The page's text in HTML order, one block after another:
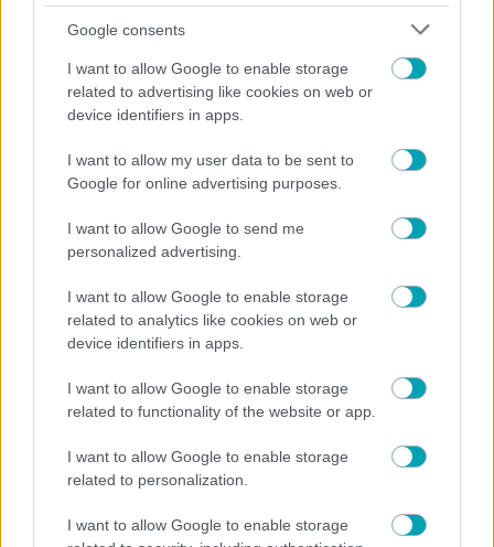
Google consents
I want to allow Google to enable storage
related to advertising like cookies on web or
device identifiers in apps.
I want to allow my user data to be sent to
Google for online advertising purposes.
I want to allow Google to send me
personalized advertising.
I want to allow Google to enable storage
related to analytics like cookies on web or
device identifiers in apps.
I want to allow Google to enable storage
related to functionality of the website or app.
I want to allow Google to enable storage
related to personalization.
I want to allow Google to enable storage